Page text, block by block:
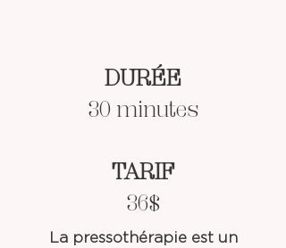
DURÉE
30 minutes
TARIF
36$
La pressothérapie est un